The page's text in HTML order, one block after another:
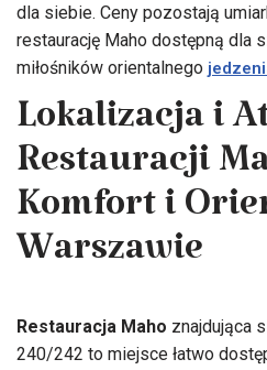
dla siebie. Ceny pozostają
restaurację Maho dostępną dla
miłośników orientalnego
Lokalizacja i
Restauracji
Komfort i
Warszawie
Restauracja Maho znajdująca
240/242 to miejsce łatwo